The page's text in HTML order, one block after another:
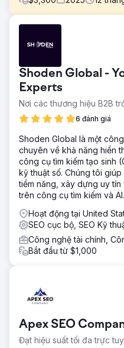
Thị trường du lịch khinh
với hơn 40 nhà điều hành
khóa có tỷ lệ chuyển đổi
nhiều công ty khác nhau
Thách thức đặt ra là: làm
nhiều thương hiệu cùng
Google mà không gây
dựng uy tín riêng cho từng
Giải pháp
Kiến trúc ngữ nghĩa khác
góc độ xếp hạng độc
đánh dấu Schema chuyên
Nội dung được tối ưu hóa
thiết bị di động, URL thân
Hồ sơ Doanh nghiệp
Phương pháp độc quyền
khóa giữa các tên miền
13 trang web đồng thời
Google cho các từ khóa
trị tuyệt đối kết quả tìm
trang. Giảm 70% sự phụ
trang web đầu tiên trong
Shoden Global -
Experts
Nơi các thương hiệu B2B
6 đánh giá
Shoden Global là một
chuyên về khả năng hiển
công cụ tìm kiếm tạo sinh
kỹ thuật số. Chúng tôi
tiềm năng, xây dựng uy
trên công cụ tìm kiếm và AI.
Hoạt động tại United
SEO cục bộ, SEO Kỹ
Công nghệ tài chính,
Bắt đầu từ $1,000
Apex SEO
Đạt hiệu suất tối đa trực